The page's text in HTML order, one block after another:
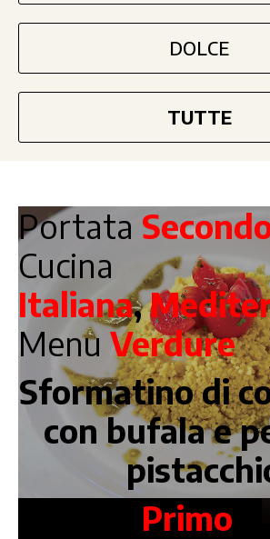
DOLCE
TUTTE
Portata
Cucina
Italiana,
Menu Verdure
Sformatino di
con bufala e
Primo